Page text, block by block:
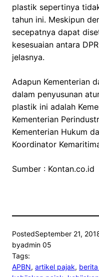
plastik sepertinya
tahun ini. Meskipun
secepatnya dapat
kesesuaian antara
jelasnya.
Adapun Kementerian
dalam penyusunan
plastik ini adalah
Kementerian
Kementerian Hukum
Koordinator
Sumber : Kontan.co.id
PostedSeptember 21,
byadmin 05
Tags:
APBN, artikel pajak,